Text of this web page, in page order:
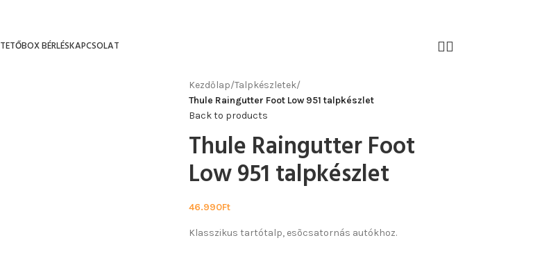
TETŐBOX BÉRLÉSKAPCSOLAT
Kezdőlap/Talpkészletek/
Thule Raingutter Foot Low 951 talpkészlet
Back to products
Thule Raingutter Foot
Low 951 talpkészlet
46.990Ft
Klasszikus tartótalp, esõcsatornás autókhoz.